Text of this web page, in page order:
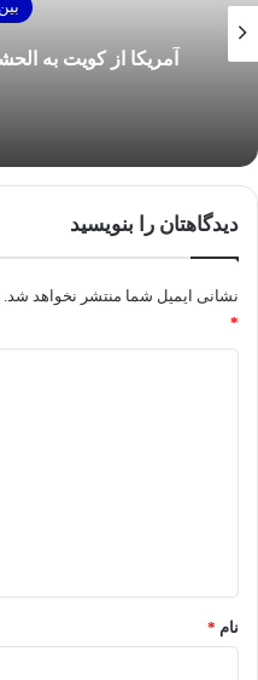
آمریکا از کویت به
دیدگاهتان را بنویسید
نشانی ایمیل شما منتشر نخواهد شد.
*
نام *